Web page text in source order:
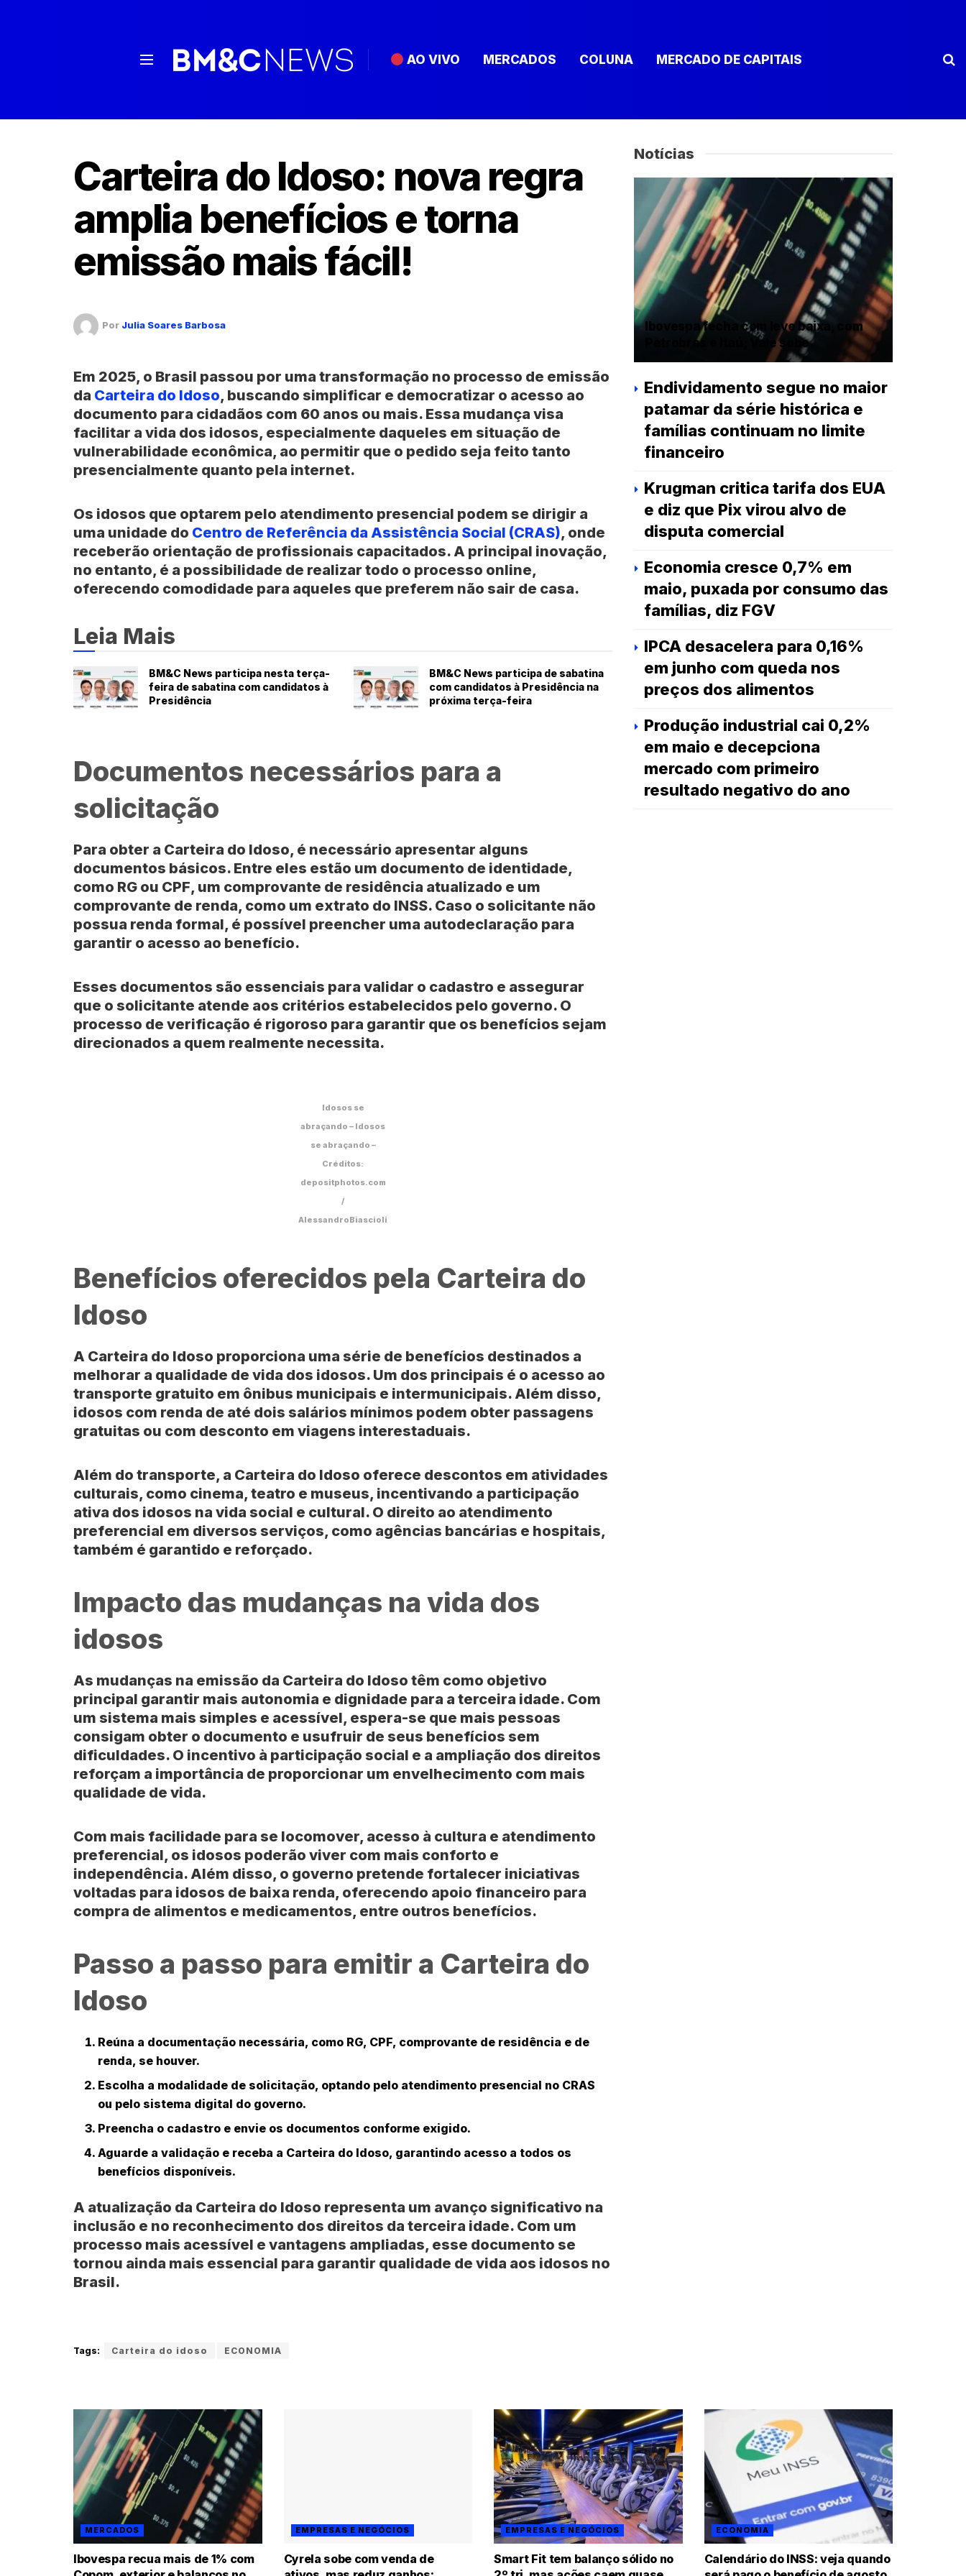
AO VIVO MERCADOS COLUNA MERCADO DE CAPITAIS
Carteira do Idoso: nova regra
amplia benefícios e torna
emissão mais fácil!
Por Julia Soares Barbosa
Em 2025, o Brasil passou por uma transformação no processo de emissão
da Carteira do Idoso, buscando simplificar e democratizar o acesso ao
documento para cidadãos com 60 anos ou mais. Essa mudança visa
facilitar a vida dos idosos, especialmente daqueles em situação de
vulnerabilidade econômica, ao permitir que o pedido seja feito tanto
presencialmente quanto pela internet.
Os idosos que optarem pelo atendimento presencial podem se dirigir a
uma unidade do Centro de Referência da Assistência Social (CRAS), onde
receberão orientação de profissionais capacitados. A principal inovação,
no entanto, é a possibilidade de realizar todo o processo online,
oferecendo comodidade para aqueles que preferem não sair de casa.
Leia Mais
BM&C News participa nesta terça-
feira de sabatina com candidatos à
Presidência
BM&C News participa de sabatina
com candidatos à Presidência na
próxima terça-feira
Documentos necessários para a
solicitação
Para obter a Carteira do Idoso, é necessário apresentar alguns
documentos básicos. Entre eles estão um documento de identidade,
como RG ou CPF, um comprovante de residência atualizado e um
comprovante de renda, como um extrato do INSS. Caso o solicitante não
possua renda formal, é possível preencher uma autodeclaração para
garantir o acesso ao benefício.
Esses documentos são essenciais para validar o cadastro e assegurar
que o solicitante atende aos critérios estabelecidos pelo governo. O
processo de verificação é rigoroso para garantir que os benefícios sejam
direcionados a quem realmente necessita.
Idosos se
abraçando – Idosos
se abraçando –
Créditos:
depositphotos.com
/
AlessandroBiascioli
Benefícios oferecidos pela Carteira do
Idoso
A Carteira do Idoso proporciona uma série de benefícios destinados a
melhorar a qualidade de vida dos idosos. Um dos principais é o acesso ao
transporte gratuito em ônibus municipais e intermunicipais. Além disso,
idosos com renda de até dois salários mínimos podem obter passagens
gratuitas ou com desconto em viagens interestaduais.
Além do transporte, a Carteira do Idoso oferece descontos em atividades
culturais, como cinema, teatro e museus, incentivando a participação
ativa dos idosos na vida social e cultural. O direito ao atendimento
preferencial em diversos serviços, como agências bancárias e hospitais,
também é garantido e reforçado.
Impacto das mudanças na vida dos
idosos
As mudanças na emissão da Carteira do Idoso têm como objetivo
principal garantir mais autonomia e dignidade para a terceira idade. Com
um sistema mais simples e acessível, espera-se que mais pessoas
consigam obter o documento e usufruir de seus benefícios sem
dificuldades. O incentivo à participação social e a ampliação dos direitos
reforçam a importância de proporcionar um envelhecimento com mais
qualidade de vida.
Com mais facilidade para se locomover, acesso à cultura e atendimento
preferencial, os idosos poderão viver com mais conforto e
independência. Além disso, o governo pretende fortalecer iniciativas
voltadas para idosos de baixa renda, oferecendo apoio financeiro para
compra de alimentos e medicamentos, entre outros benefícios.
Passo a passo para emitir a Carteira do
Idoso
Reúna a documentação necessária, como RG, CPF, comprovante de residência e de
renda, se houver.
Escolha a modalidade de solicitação, optando pelo atendimento presencial no CRAS
ou pelo sistema digital do governo.
Preencha o cadastro e envie os documentos conforme exigido.
Aguarde a validação e receba a Carteira do Idoso, garantindo acesso a todos os
benefícios disponíveis.
A atualização da Carteira do Idoso representa um avanço significativo na
inclusão e no reconhecimento dos direitos da terceira idade. Com um
processo mais acessível e vantagens ampliadas, esse documento se
tornou ainda mais essencial para garantir qualidade de vida aos idosos no
Brasil.
Tags: Carteira do idoso ECONOMIA
Notícias
Ibovespa fecha com leve baixa, com
Petrobras e Itaú; Vale sobe
Endividamento segue no maior
patamar da série histórica e
famílias continuam no limite
financeiro
Krugman critica tarifa dos EUA
e diz que Pix virou alvo de
disputa comercial
Economia cresce 0,7% em
maio, puxada por consumo das
famílias, diz FGV
IPCA desacelera para 0,16%
em junho com queda nos
preços dos alimentos
Produção industrial cai 0,2%
em maio e decepciona
mercado com primeiro
resultado negativo do ano
MERCADOS
Ibovespa recua mais de 1% com
EMPRESAS E NEGÓCIOS
Cyrela sobe com venda de
EMPRESAS E NEGÓCIOS
Smart Fit tem balanço sólido no
ECONOMIA
Calendário do INSS: veja quando